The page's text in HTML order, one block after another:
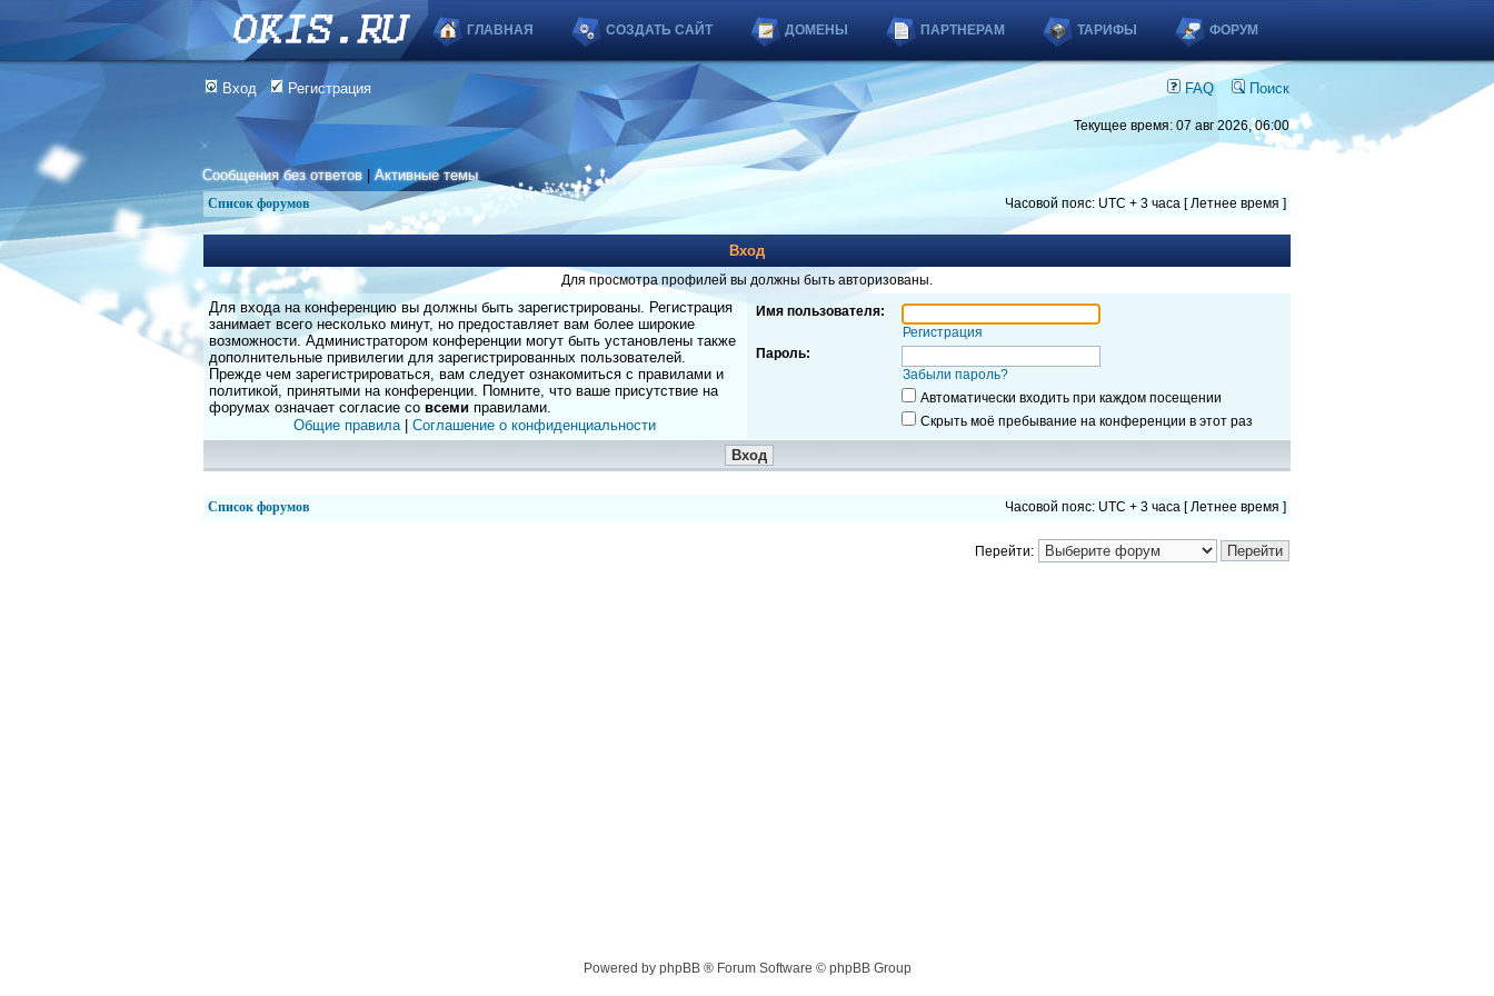
ГЛАВНАЯ СОЗДАТЬ САЙТ ДОМЕНЫ ПАРТНЕРАМ ТАРИФЫ ФОРУМ
Вход Регистрация FAQ Поиск
Текущее время: 07 авг 2026, 06:00
Сообщения без ответов |Активные темы
Список форумов Часовой пояс: UTC + 3 часа [ Летнее время ]
Вход
Для просмотра профилей вы должны быть авторизованы.
Для входа на конференцию вы должны быть зарегистрированы. Регистрация
занимает всего несколько минут, но предоставляет вам более широкие
возможности. Администратором конференции могут быть установлены также
дополнительные привилегии для зарегистрированных пользователей.
Прежде чем зарегистрироваться, вам следует ознакомиться с правилами и
политикой, принятыми на конференции. Помните, что ваше присутствие на
форумах означает согласие со всеми правилами.
Общие правила| Соглашение о конфиденциальности
Имя пользователя:
Регистрация
Пароль:
Забыли пароль?
Автоматически входить при каждом посещении
Скрыть моё пребывание на конференции в этот раз
Список форумов Часовой пояс: UTC + 3 часа [ Летнее время ]
Перейти:
Powered by phpBB ® Forum Software © phpBB Group